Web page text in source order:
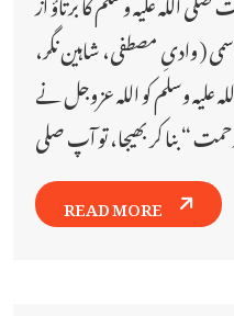
(‏ وادیِ مصطفی، شاہین نگر،
علیہ وسلم کو اللہ عزوجل نے
“ بنا کر بھیجا، تو آپ صلی
READ MORE